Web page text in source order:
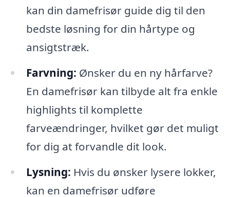
kan din damefrisør guide dig til den
bedste løsning for din hårtype og
ansigtstræk.
Farvning: Ønsker du en ny hårfarve?
En damefrisør kan tilbyde alt fra enkle
highlights til komplette
farveændringer, hvilket gør det muligt
for dig at forvandle dit look.
Lysning: Hvis du ønsker lysere lokker,
kan en damefrisør udføre